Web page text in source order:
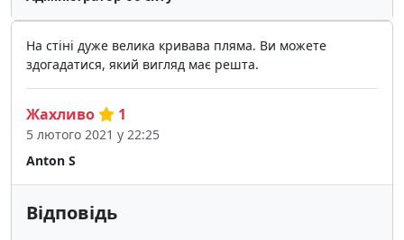
На стіні дуже велика кривава пляма. Ви можете
здогадатися, який вигляд має решта.
Anton S
Жахливо 1
5 лютого 2021 у 22:25
Відповідь